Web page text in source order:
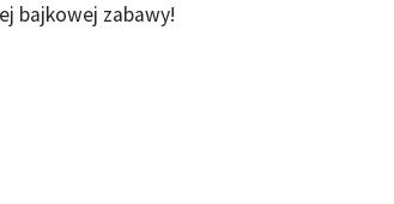
bajkowej zabawy!